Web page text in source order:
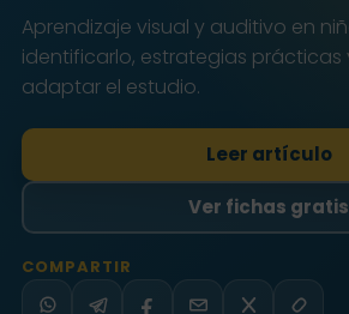
Aprendizaje visual y auditivo en
identificarlo, estrategias prácticas
adaptar el estudio.
Leer artículo
Ver fichas gratis
COMPARTIR